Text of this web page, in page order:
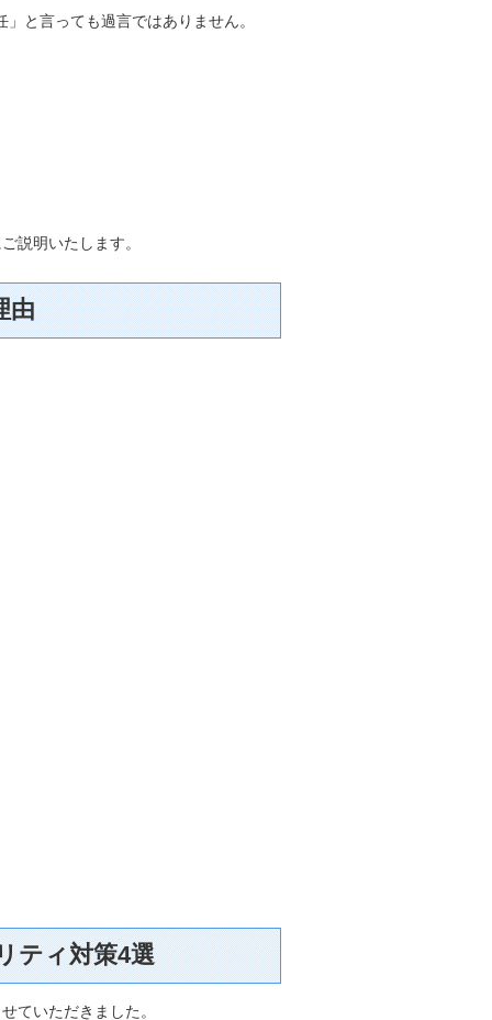
と言っても過言ではありません。
説明いたします。
由
ティ対策4選
ていただきました。